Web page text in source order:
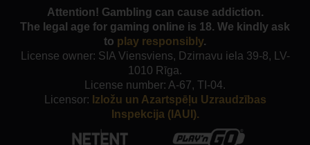
Attention! Gambling can cause addiction.
The legal age for gaming online is 18. We kindly ask
to play responsibly.
License owner: SIA Viensviens, Dzirnavu iela 39-8, LV-
1010 Rīga.
License number: A-67, TI-04.
Licensor: Izložu un Azartspēļu Uzraudzības
Inspekcija (IAUI).